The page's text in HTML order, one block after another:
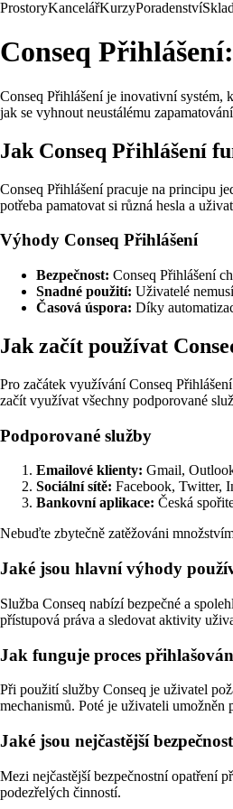
ProstoryKancelářKurzyPoradenstvíSklad
Conseq
Conseq Přihlášení je inovativní systém,
jak se vyhnout neustálému
Jak Conseq Přihlášení
Conseq Přihlášení pracuje na principu
potřeba pamatovat si různá hesla a
Výhody Conseq Přihlášení
Bezpečnost: Conseq Přihlášení
Snadné použití: Uživatelé
Časová úspora: Díky
Jak začít používat
Pro začátek využívání Conseq
začít využívat všechny podporované
Podporované služby
Emailové klienty: Gmail,
Sociální sítě: Facebook, Twitter,
Bankovní aplikace: Česká
Nebuďte zbytečně zatěžováni
Jaké jsou hlavní výhody
Služba Conseq nabízí bezpečné a
přístupová práva a sledovat aktivity
Jak funguje proces
Při použití služby Conseq je uživatel
mechanismů. Poté je uživateli
Jaké jsou nejčastější
Mezi nejčastější bezpečnostní opatření
podezřelých činností.